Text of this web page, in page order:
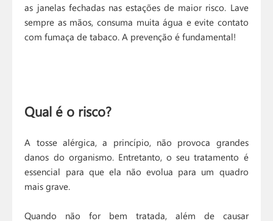
as janelas fechadas nas estações de maior risco. Lave
sempre as mãos, consuma muita água e evite contato
com fumaça de tabaco. A prevenção é fundamental!
Qual é o risco?
A tosse alérgica, a princípio, não provoca grandes
danos do organismo. Entretanto, o seu tratamento é
essencial para que ela não evolua para um quadro
mais grave.
Quando não for bem tratada, além de causar